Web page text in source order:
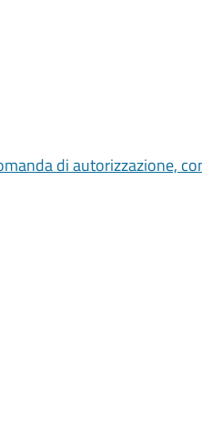
di autorizzazione,